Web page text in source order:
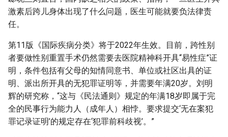
激素后跨儿身体出现了什么问题，医生可能就要负法律责
任。
第11版《国际疾病分类》将于2022年生效。目前，跨性别
者要做性别重置手术仍然需要去医院精神科开具“易性症”证
明，条件包括有父母的知情同意书、单位或社区出具的证
明、派出所开具的无犯罪证明等，并需要年满20岁。刘明
辉的研究称，“这与《民法通则》规定的年满18岁即属于完
全的民事行为能力人（成年人）相悖。要求提交‘无在案犯
罪记录证明’的规定存在‘犯罪前科歧视’。”